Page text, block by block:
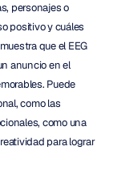
personajes o
positivo y cuáles
que el EEG
anuncio en el
Puede
como las
como una
para lograr